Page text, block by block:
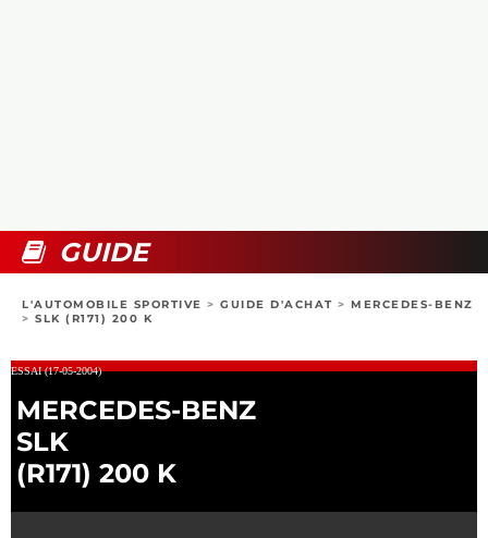
BOUTIQUE
GUIDE
L'AUTOMOBILE SPORTIVE > GUIDE D'ACHAT > MERCEDES-BENZ
> SLK (R171) 200 K
ESSAI (17-05-2004)
MERCEDES-BENZ
SLK
(R171) 200 K